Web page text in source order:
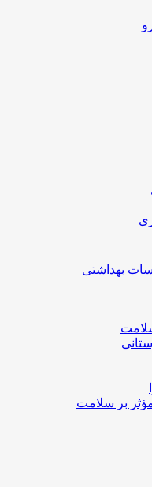
بهداشتی
بر سلامت